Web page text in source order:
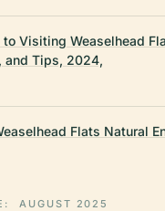
to Visiting Weaselhead
and Tips, 2024,
Flats Natural
AUGUST 2025